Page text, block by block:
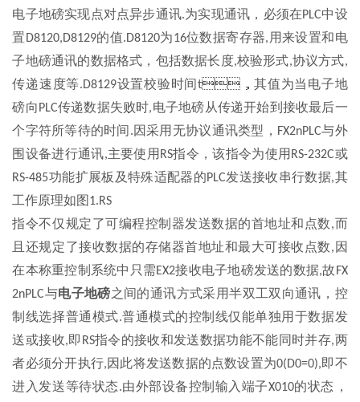
电子地磅实现点对点异步通讯.为实现通讯，必须在PLC中设
置D8120,D8129的值.D8120为16位数据寄存器, 用来设置和电
子地磅通讯的数据格式，包括数据长度,校验形式,协议方式,
传递速度等.D8129设置校验时间t，其值为当电子地
磅向PLC传递数据失败时,电子地磅从传递开始到接收最后一
个字符所等待的时间 .因采用无协议通讯类型， FX2nPLC与外
围设备进行通讯,主要使用 RS指令，该指令为使用 RS-232C或
RS-485功能扩展板及特殊适配器的PLC发送接收串行数据,其
工作原理如图 1.RS
指令不仅规定了可编程控制器发送数据的首地址和点数,而
且还规定了接收数据的存储器首地址和最大可接收点数, 因
在本称重控制系统中只需EX2接收电子地磅发送的数据,故FX
2nPLC与电子地磅之间的通讯方式采用半双工双向通讯，控
制线选择普通模式.普通模式的控制线仅能单独用于数据发
送或接收,即 RS指令的接收和发送数据功能不能同时并存,两
者必须分开执行,因此将发送数据的点数设置为0(D0=0),即不
进入发送等待状态.由外部设备控制输入端子X010的状态，